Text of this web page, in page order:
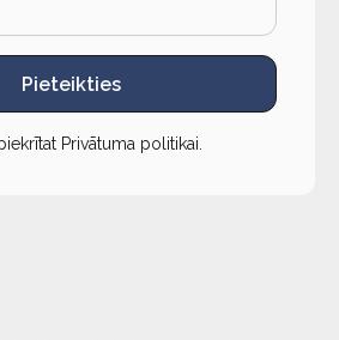
Pieteikties
Privātuma politikai